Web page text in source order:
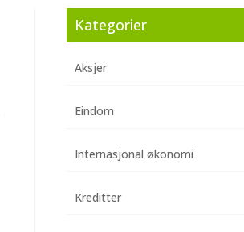
Kategorier
Aksjer
Eindom
Internasjonal økonomi
Kreditter